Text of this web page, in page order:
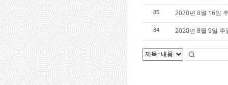
85 2020년 8월 16일
84 2020년 8월 9일 주